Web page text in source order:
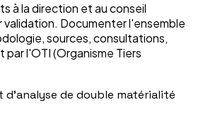
à la direction et au conseil
Documenter l'ensemble
sources, consultations,
par l'OTI (Organisme Tiers
d'analyse de double matérialité